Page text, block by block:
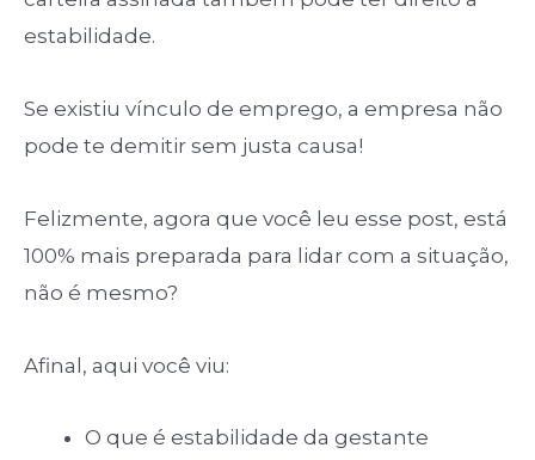
estabilidade.
Se existiu vínculo de emprego, a empresa não
pode te demitir sem justa causa!
Felizmente, agora que você leu esse post, está
100% mais preparada para lidar com a situação,
não é mesmo?
Afinal, aqui você viu:
O que é estabilidade da gestante